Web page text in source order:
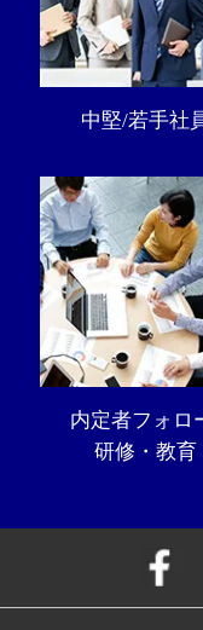
中堅/若手社
内定者フォロ
研修・教育